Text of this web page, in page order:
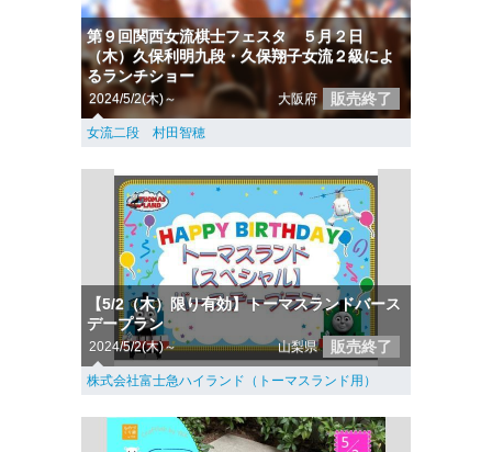
第９回関西女流棋士フェスタ ５月２日
（木）久保利明九段・久保翔子女流２級によ
るランチショー
2024/5/2(木)～ 大阪府 販売終了
女流二段 村田智穂
【5/2（木）限り有効】トーマスランドバース
デープラン
2024/5/2(木)～ 山梨県 販売終了
株式会社富士急ハイランド（トーマスランド用）